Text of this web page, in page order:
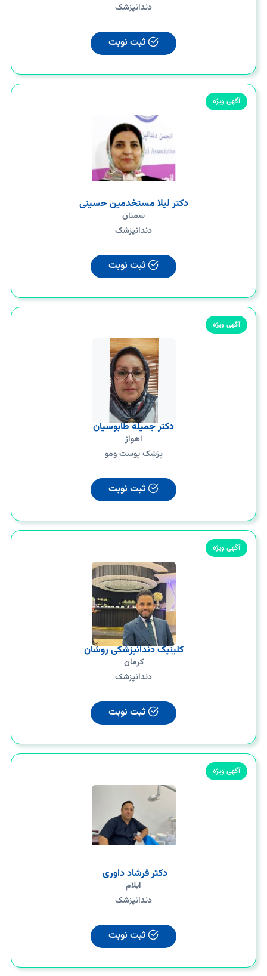
دندانپزشک
ثبت نوبت
آگهی ویژه
دکتر لیلا مستخدمین حسینی
سمنان
دندانپزشک
ثبت نوبت
آگهی ویژه
دکتر جمیله طابوسیان
اهواز
پزشک پوست ومو
ثبت نوبت
آگهی ویژه
کلینیک دندانپزشکی روشان
کرمان
دندانپزشک
ثبت نوبت
آگهی ویژه
دکتر فرشاد داوری
ایلام
دندانپزشک
ثبت نوبت